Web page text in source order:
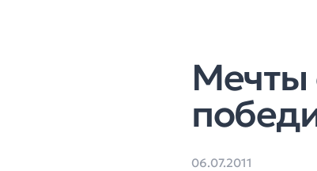
Мечты
06.07.2011